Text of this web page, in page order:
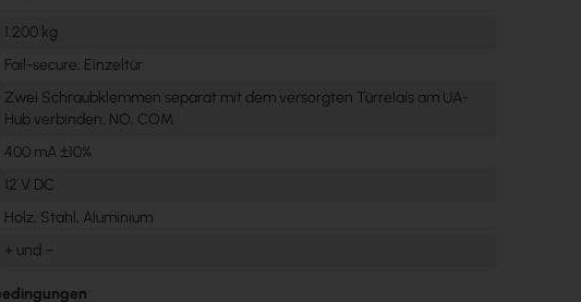
1.200 kg
Fail-secure; Einzeltür
Zwei Schraubklemmen separat mit dem versorgten Türrelais am UA-
Hub verbinden: NO, COM
400 mA ±10%
12 V DC
Holz, Stahl, Aluminium
+ und −